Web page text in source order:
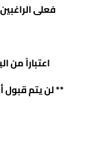
فعلى
اعتباراً من اليوم السبت 13/6/2026 ولغاية
** لن يتم قبول